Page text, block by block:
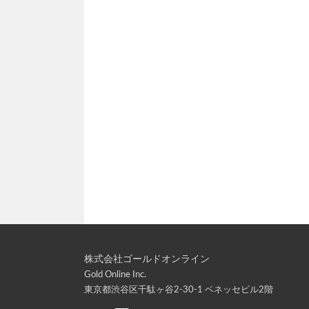
株式会社ゴールドオンライン
Gold Online Inc.
東京都渋谷区千駄ヶ谷2-30-1 ベネッセビル2階